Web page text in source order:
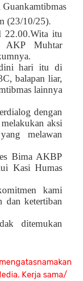
Guankamtibmas
(23/10/25).
itu
AKP Muhtar
hari itu di
balapan liar,
lainnya
dengan
aksi
melawan
Bima AKBP
Kasi Humas
kami
dan ketertiban
ditemukan
Kerja sama/